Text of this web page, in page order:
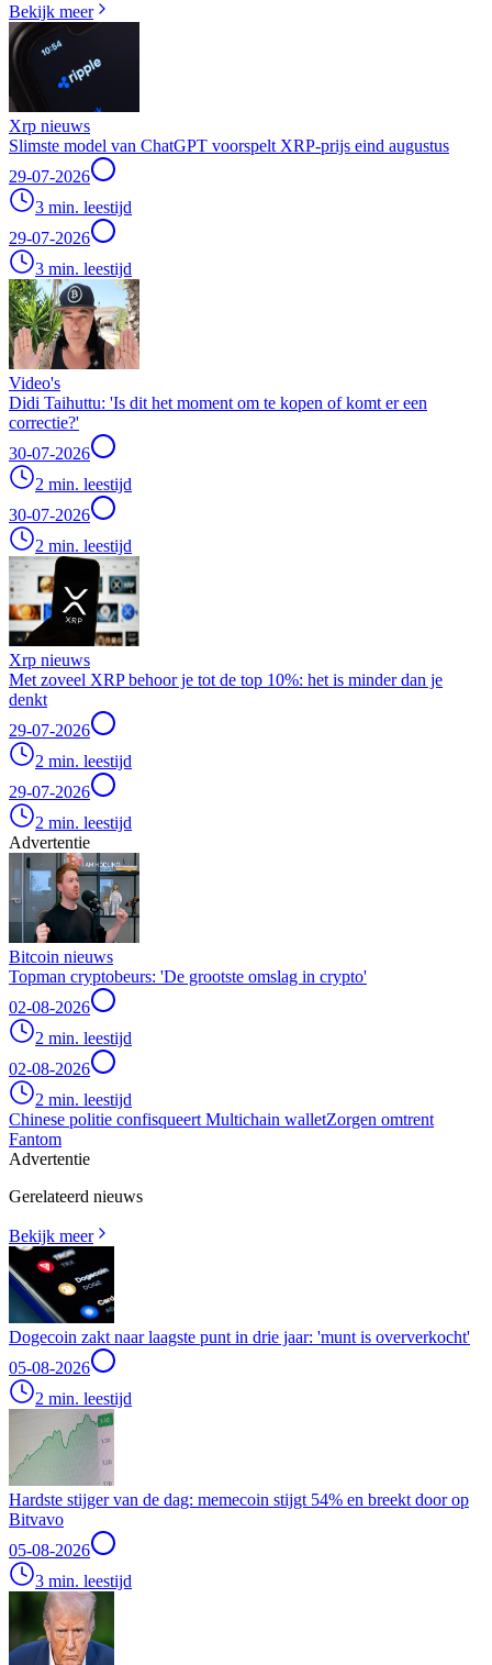
Bekijk meer
Xrp nieuws
Slimste model van ChatGPT voorspelt XRP-prijs eind augustus
29-07-2026
3 min. leestijd
29-07-2026
3 min. leestijd
Video's
Didi Taihuttu: 'Is dit het moment om te kopen of komt er een
correctie?'
30-07-2026
2 min. leestijd
30-07-2026
2 min. leestijd
Xrp nieuws
Met zoveel XRP behoor je tot de top 10%: het is minder dan je
denkt
29-07-2026
2 min. leestijd
29-07-2026
2 min. leestijd
Advertentie
Bitcoin nieuws
Topman cryptobeurs: 'De grootste omslag in crypto'
02-08-2026
2 min. leestijd
02-08-2026
2 min. leestijd
Chinese politie confisqueert Multichain walletZorgen omtrent
Fantom
Advertentie
Gerelateerd nieuws
Bekijk meer
Dogecoin zakt naar laagste punt in drie jaar: 'munt is oververkocht'
05-08-2026
2 min. leestijd
Hardste stijger van de dag: memecoin stijgt 54% en breekt door op
Bitvavo
05-08-2026
3 min. leestijd